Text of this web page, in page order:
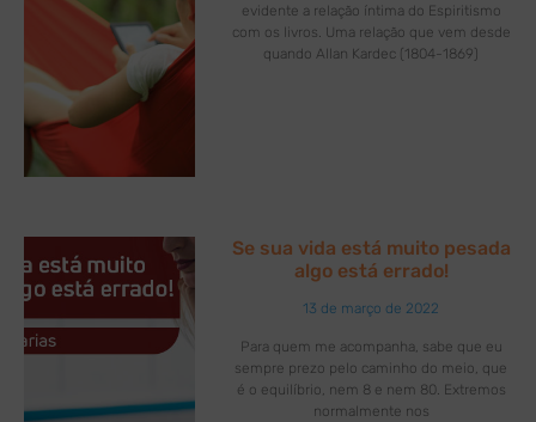
evidente a relação íntima do Espiritismo
com os livros. Uma relação que vem desde
quando Allan Kardec (1804-1869)
Se sua vida está muito pesada
algo está errado!
13 de março de 2022
Para quem me acompanha, sabe que eu
sempre prezo pelo caminho do meio, que
é o equilíbrio, nem 8 e nem 80. Extremos
normalmente nos